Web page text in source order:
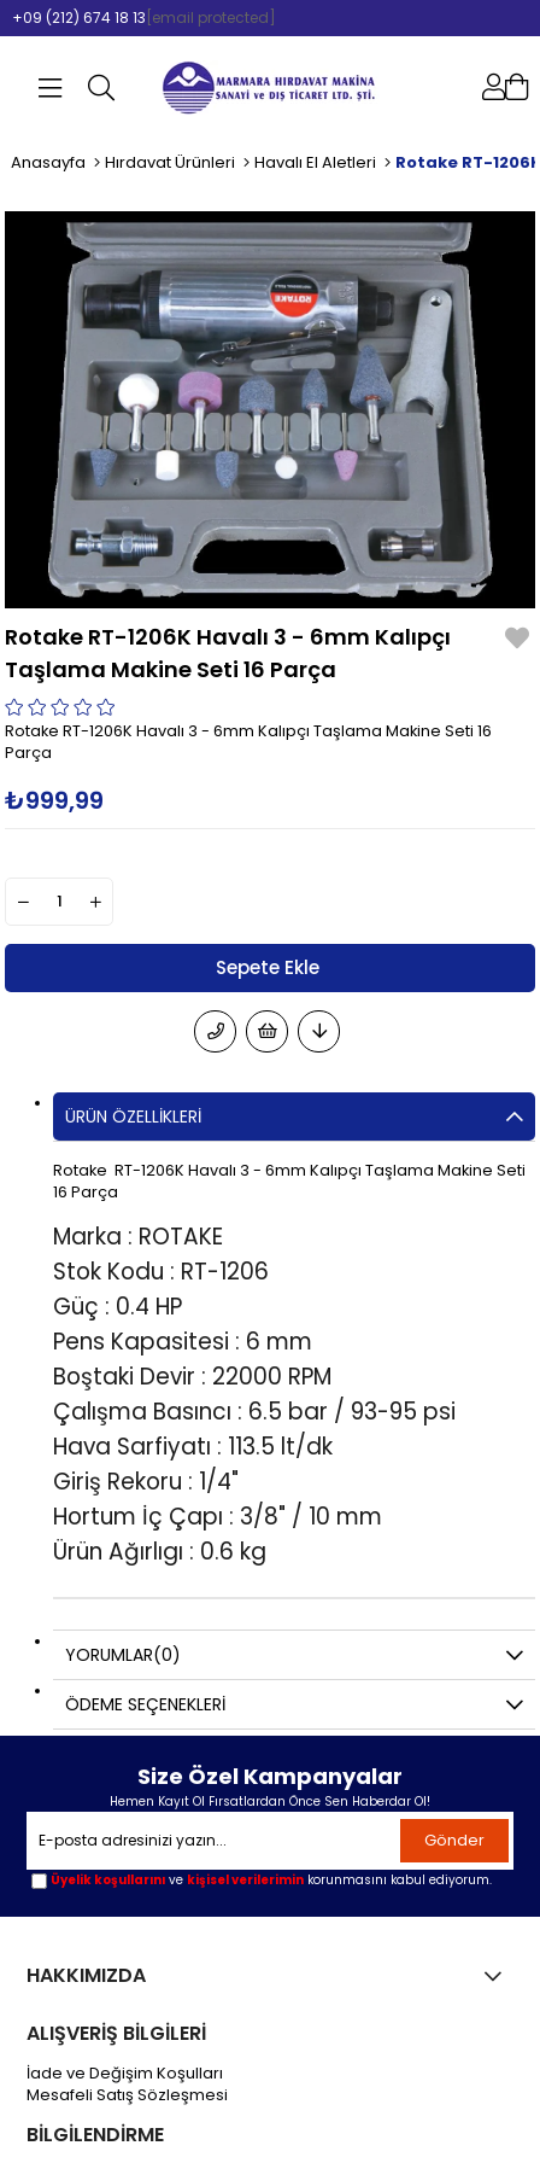
+09 (212) 674 18 13 [email protected]
Anasayfa Hırdavat Ürünleri Havalı El Aletleri
Rotake RT-1206K Havalı 3 - 6mm Kalıpçı
Taşlama Makine Seti 16 Parça
Rotake RT-1206K Havalı 3 - 6mm Kalıpçı Taşlama Makine Seti 16
Parça
₺999,99
ÜRÜN ÖZELLIKLERI
Rotake RT-1206K Havalı 3 - 6mm Kalıpçı Taşlama Makine Seti
16 Parça
Marka : ROTAKE
Stok Kodu : RT-1206
Güç : 0.4 HP
Pens Kapasitesi : 6 mm
Boştaki Devir : 22000 RPM
Çalışma Basıncı : 6.5 bar / 93-95 psi
Hava Sarfiyatı : 113.5 lt/dk
Giriş Rekoru : 1/4"
Hortum İç Çapı : 3/8" / 10 mm
Ürün Ağırlıgı : 0.6 kg
YORUMLAR(0)
ÖDEME SEÇENEKLERI
Size Özel Kampanyalar
Hemen Kayıt Ol Fırsatlardan Önce Sen Haberdar Ol!
Gönder
Üyelik koşullarını ve kişisel verilerimin korunmasını kabul ediyorum.
HAKKIMIZDA
ALIŞVERİŞ BİLGİLERİ
İade ve Değişim Koşulları
Mesafeli Satış Sözleşmesi
BİLGİLENDİRME